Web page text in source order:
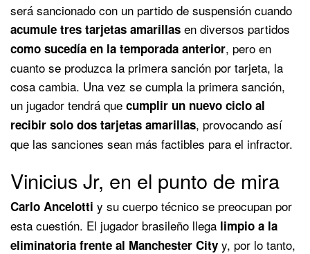
será sancionado con un partido de suspensión cuando
acumule tres tarjetas amarillas en diversos partidos
como sucedía en la temporada anterior, pero en
cuanto se produzca la primera sanción por tarjeta, la
cosa cambia. Una vez se cumpla la primera sanción,
un jugador tendrá que cumplir un nuevo ciclo al
recibir solo dos tarjetas amarillas, provocando así
que las sanciones sean más factibles para el infractor.
Vinicius Jr, en el punto de mira
Carlo Ancelotti y su cuerpo técnico se preocupan por
esta cuestión. El jugador brasileño llega limpio a la
eliminatoria frente al Manchester City y, por lo tanto,